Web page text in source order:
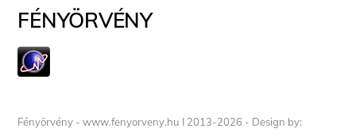
FÉNYÖRVÉNY
Fényörvény - www.fenyorveny.hu I 2013-2026 - Design by: